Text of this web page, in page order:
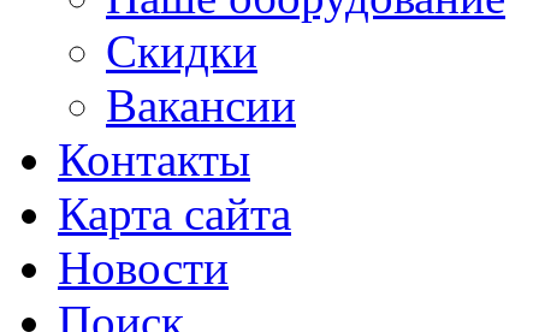
Скидки
Вакансии
Контакты
Карта сайта
Новости